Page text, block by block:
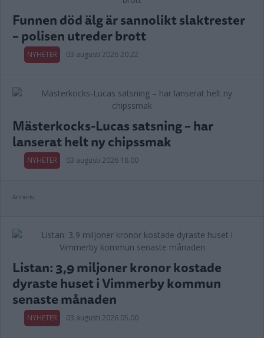
Funnen död älg är sannolikt slaktrester
– polisen utreder brott
NYHETER 03 augusti 2026 20.22
Mästerkocks-Lucas satsning – har
lanserat helt ny chipssmak
NYHETER 03 augusti 2026 18.00
Annons:
Listan: 3,9 miljoner kronor kostade
dyraste huset i Vimmerby kommun
senaste månaden
NYHETER 03 augusti 2026 05.00